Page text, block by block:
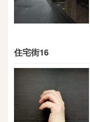
住宅街16